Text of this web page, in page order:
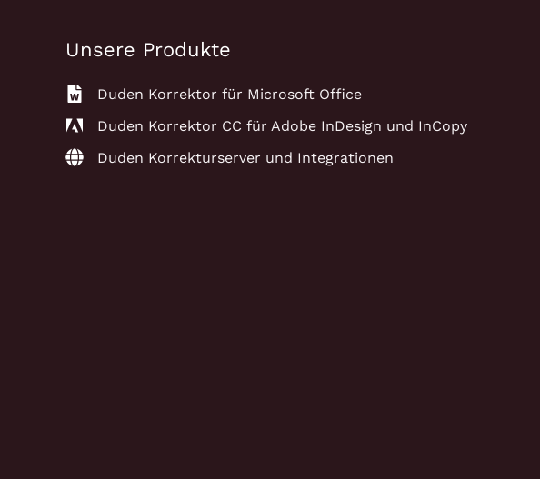
Unsere Produkte
Duden Korrektor für Microsoft Office
Duden Korrektor CC für Adobe InDesign und InCopy
Duden Korrekturserver und Integrationen